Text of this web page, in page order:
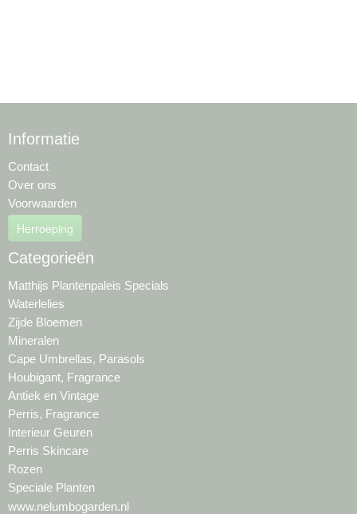
Informatie
Contact
Over ons
Voorwaarden
Herroeping
Categorieën
Matthijs Plantenpaleis Specials
Waterlelies
Zijde Bloemen
Mineralen
Cape Umbrellas, Parasols
Houbigant, Fragrance
Antiek en Vintage
Perris, Fragrance
Interieur Geuren
Perris Skincare
Rozen
Speciale Planten
www.nelumbogarden.nl